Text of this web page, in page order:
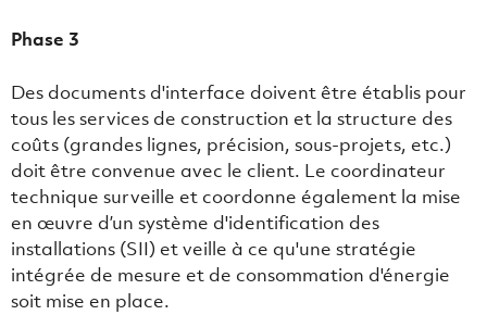
Phase 3
Des documents d'interface doivent être établis pour
tous les services de construction et la structure des
coûts (grandes lignes, précision, sous-projets, etc.)
doit être convenue avec le client. Le coordinateur
technique surveille et coordonne également la mise
en œuvre d’un système d'identification des
installations (SII) et veille à ce qu'une stratégie
intégrée de mesure et de consommation d'énergie
soit mise en place.